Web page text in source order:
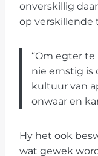
onverskillig
op verskillende
“Om egter
nie ernstig is
kultuur van
onwaar en
Hy het ook
wat gewek